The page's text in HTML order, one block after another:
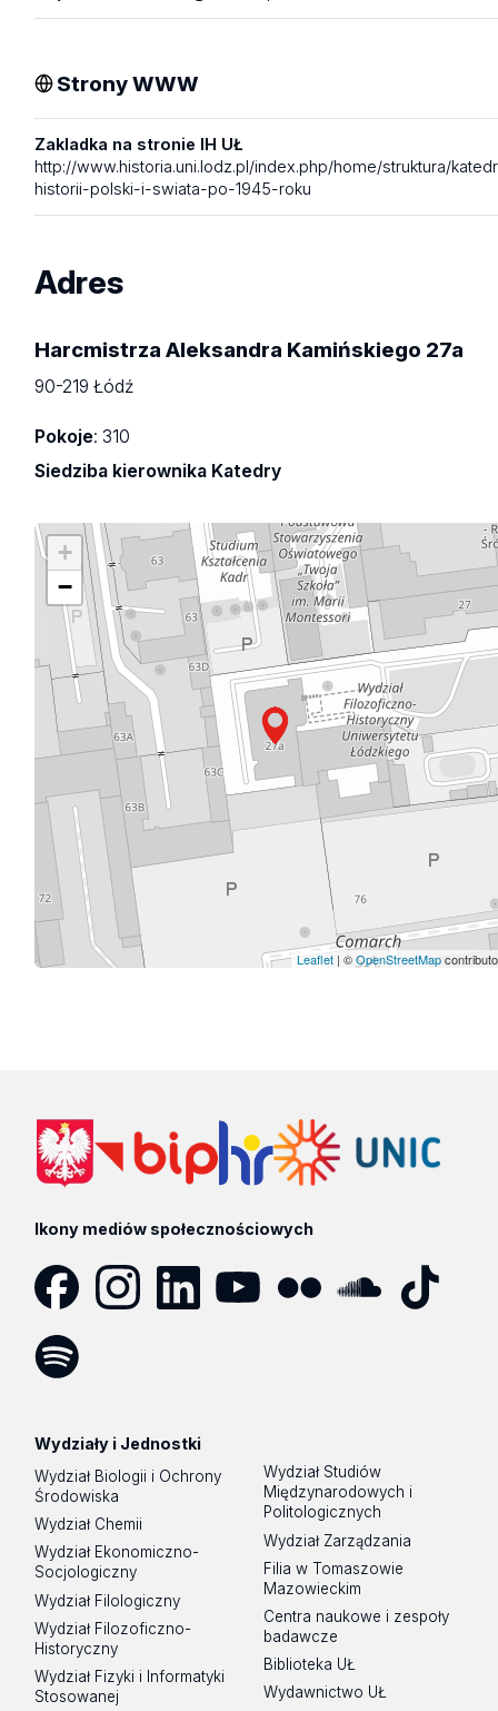
Strony WWW
Zakladka na stronie IH UŁ
http://www.historia.uni.lodz.pl/index.php/home/struktura/
historii-polski-i-swiata-po-1945-roku
Adres
Harcmistrza Aleksandra Kamińskiego 27a
90-219 Łódź
Pokoje: 310
Siedziba kierownika Katedry
+
−
Leaflet | ©OpenStreetMap
Ikony mediów społecznościowych
Wydziały i Jednostki
Wydział Biologii i Ochrony
Środowiska
Wydział Chemii
Wydział Ekonomiczno-
Socjologiczny
Wydział Filologiczny
Wydział Filozoficzno-
Historyczny
Wydział Fizyki i Informatyki
Stosowanej
Wydział Studiów
Międzynarodowych i
Politologicznych
Wydział Zarządzania
Filia w Tomaszowie
Mazowieckim
Centra naukowe i zespoły
badawcze
Biblioteka UŁ
Wydawnictwo UŁ